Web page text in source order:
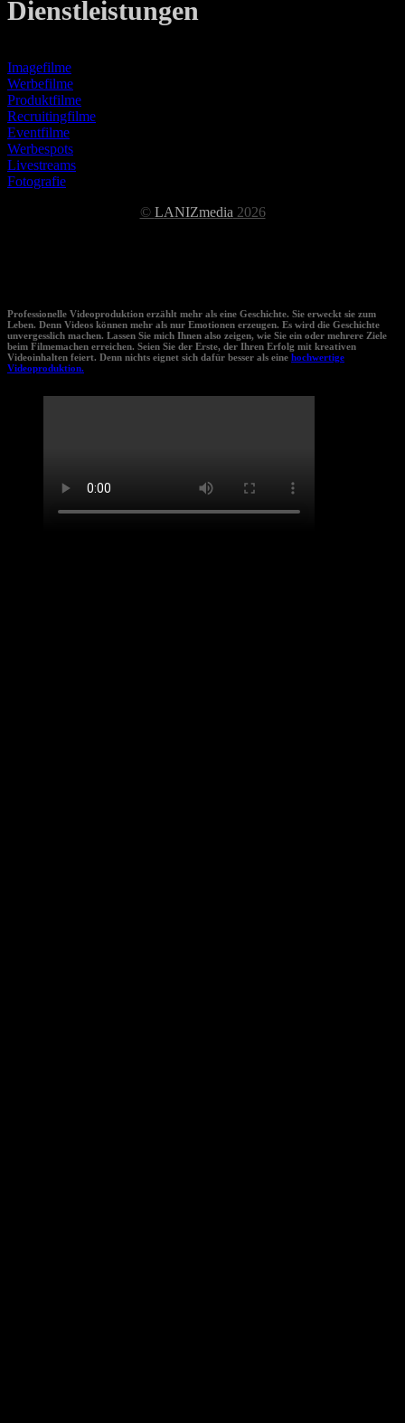
Dienstleistungen
Imagefilme
Werbefilme
Produktfilme
Recruitingfilme
Eventfilme
Werbespots
Livestreams
Fotografie
© LANIZmedia 2026
Professionelle Videoproduktion erzählt mehr als eine Geschichte. Sie erweckt sie zum
Leben. Denn Videos können mehr als nur Emotionen erzeugen. Es wird die Geschichte
unvergesslich machen. Lassen Sie mich Ihnen also zeigen, wie Sie ein oder mehrere Ziele
beim Filmemachen erreichen. Seien Sie der Erste, der Ihren Erfolg mit kreativen
Videoinhalten feiert. Denn nichts eignet sich dafür besser als eine hochwertige
Videoproduktion.